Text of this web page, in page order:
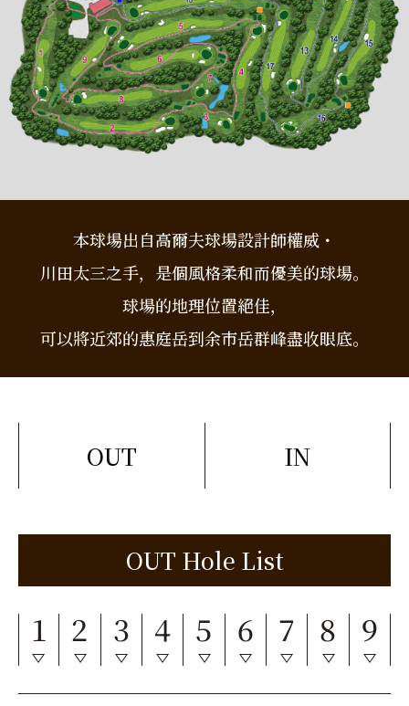
本球場出自高爾夫球場設計師權威・
川田太三之手，是個風格柔和而優美的球場。
球場的地理位置絕佳，
可以將近郊的惠庭岳到余市岳群峰盡收眼底。
OUT IN
OUT Hole List
1 2 3 4 5 6 7 8 9